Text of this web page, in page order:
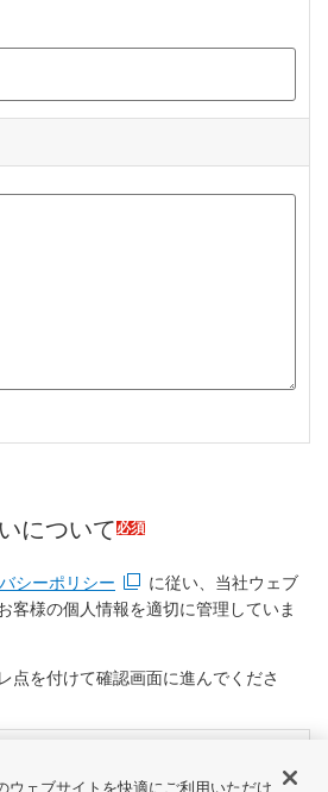
について 必須
シーポリシー
に従い、当社ウェブ
客様の個人情報を適切に管理していま
点を付けて確認画面に進んでくださ
す
すます。
ウェブサイトを快適にご利用いただけ